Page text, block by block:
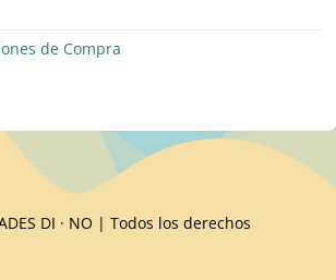
de Compra
DI · NO | Todos los derechos